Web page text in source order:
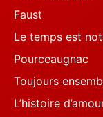
Faust
Le temps est
Pourceaugnac
Toujours
L’histoire